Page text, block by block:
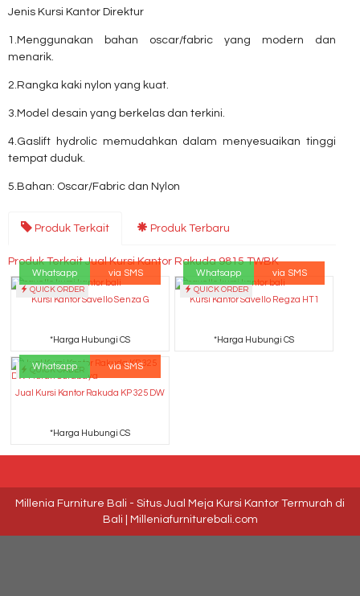
Jenis Kursi Kantor Direktur
1.Menggunakan bahan oscar/fabric yang modern dan
menarik.
2.Rangka kaki nylon yang kuat.
3.Model desain yang berkelas dan terkini.
4.Gaslift hydrolic memudahkan dalam menyesuaikan tinggi
tempat duduk.
5.Bahan: Oscar/Fabric dan Nylon
Produk Terkait Produk Terbaru
Produk Terkait Jual Kursi Kantor Rakuda 9815 TWBK
QUICK ORDER
Whatsapp via SMS
Kursi Kantor Savello Senza G
*Harga Hubungi CS
QUICK ORDER
Whatsapp via SMS
Kursi Kantor Savello Regza HT1
*Harga Hubungi CS
QUICK ORDER
Whatsapp via SMS
Jual Kursi Kantor Rakuda KP 325 DW
*Harga Hubungi CS
Millenia Furniture Bali - Situs Jual Meja Kursi Kantor Termurah di
Bali | Milleniafurniturebali.com